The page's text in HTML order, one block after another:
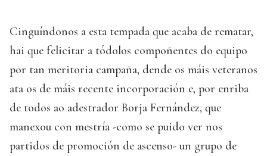
Cinguíndonos a esta tempada que acaba de rematar,
hai que felicitar a tódolos compoñentes do equipo
por tan meritoria campaña, dende os máis veteranos
ata os de máis recente incorporación e, por enriba
de todos ao adestrador Borja Fernández, que
manexou con mestría -como se puido ver nos
partidos de promoción de ascenso- un grupo de